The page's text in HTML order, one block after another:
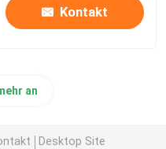
Kontakt
an
Desktop Site